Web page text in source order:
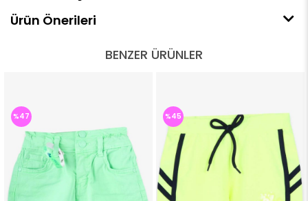
Ürün Önerileri
BENZER ÜRÜNLER
%46